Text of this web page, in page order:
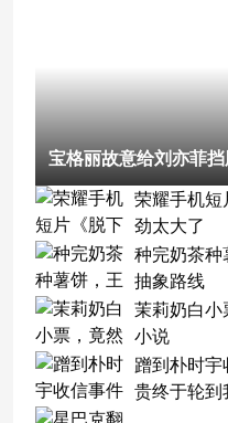
宝格丽故意给刘亦菲
荣耀手机短
劲太大了
种完奶茶种
抽象路线
茉莉奶白小
小说
蹭到朴时宇
贵终于轮到